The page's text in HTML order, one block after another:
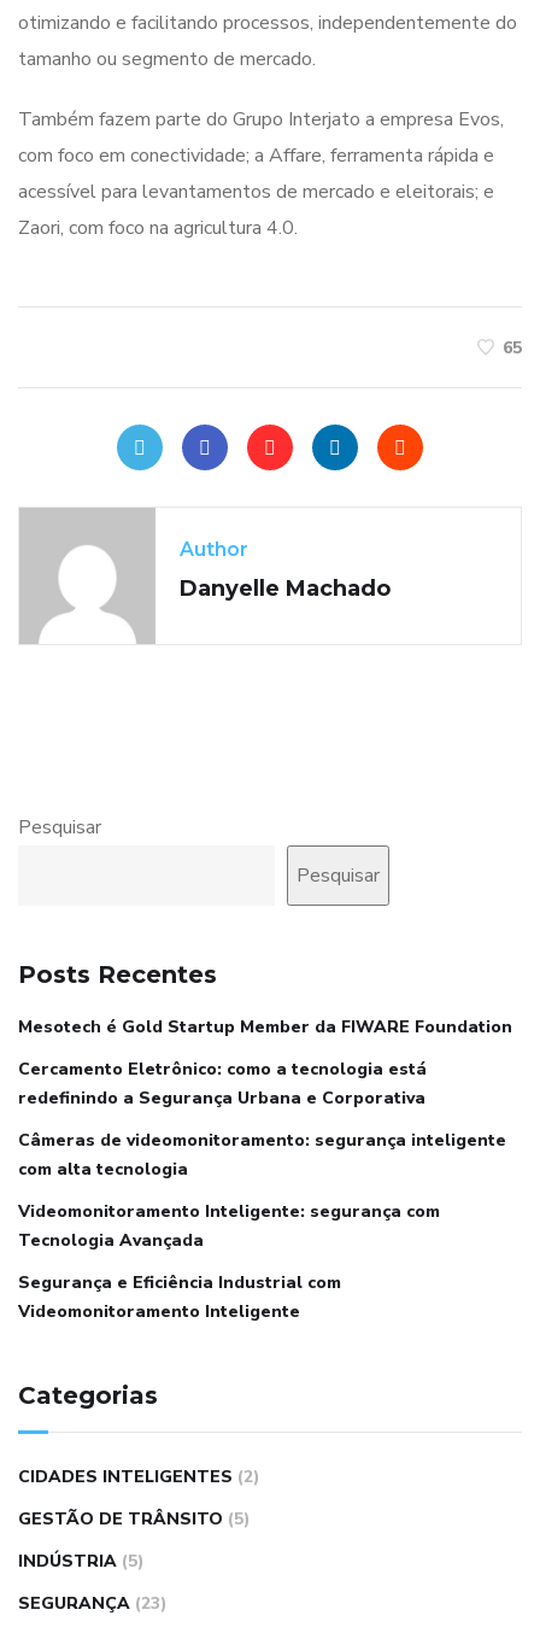
otimizando e facilitando processos, independentemente do
tamanho ou segmento de mercado.
Também fazem parte do Grupo Interjato a empresa Evos,
com foco em conectividade; a Affare, ferramenta rápida e
acessível para levantamentos de mercado e eleitorais; e
Zaori, com foco na agricultura 4.0.
65
Author
Danyelle Machado
Pesquisar
Pesquisar
Posts Recentes
Mesotech é Gold Startup Member da FIWARE Foundation
Cercamento Eletrônico: como a tecnologia está
redefinindo a Segurança Urbana e Corporativa
Câmeras de videomonitoramento: segurança inteligente
com alta tecnologia
Videomonitoramento Inteligente: segurança com
Tecnologia Avançada
Segurança e Eficiência Industrial com
Videomonitoramento Inteligente
Categorias
CIDADES INTELIGENTES (2)
GESTÃO DE TRÂNSITO (5)
INDÚSTRIA (5)
SEGURANÇA (23)